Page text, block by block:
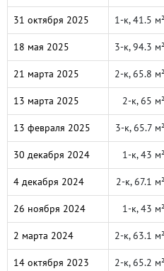
31 октября 2025 1-к, 41.5 м²
18 мая 2025 3-к, 94.3 м²
21 марта 2025 2-к, 65.8 м²
13 марта 2025 2-к, 65 м²
13 февраля 2025 3-к, 65.7 м²
30 декабря 2024 1-к, 43 м²
4 декабря 2024 2-к, 67.1 м²
26 ноября 2024 1-к, 43 м²
2 марта 2024 2-к, 63.1 м²
14 октября 2023 2-к, 65.2 м²